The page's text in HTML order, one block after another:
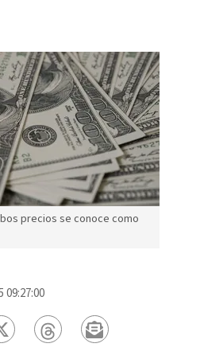
precios se conoce como
09:27:00